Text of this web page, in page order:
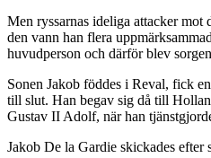
Men ryssarnas ideliga attacker
den vann han flera
huvudperson och därför blev
Sonen Jakob föddes i Reval, fick
till slut. Han begav sig då till
Gustav II Adolf, när han
Jakob De la Gardie skickades